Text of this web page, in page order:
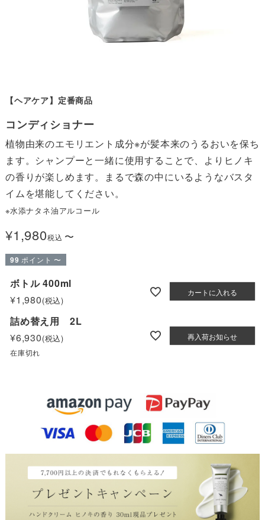
【ヘアケア】定番商品
コンディショナー
植物由来のエモリエント成分※が髪本来のうるおいを保ち
ます。シャンプーと一緒に使用することで、よりヒノキ
の香りが楽しめます。まるで森の中にいるようなバスタ
※水添ナタネ油アルコール
¥1,980税込 〜
99 ポイント 〜
ボトル 400ml
¥1,980 税込
カートに入れる
詰め替え用 2L
¥6,930 税込
在庫切れ
再入荷お知らせ